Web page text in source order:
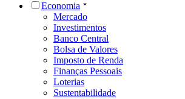
Economia
Mercado
Investimentos
Banco Central
Bolsa de Valores
Imposto de Renda
Finanças Pessoais
Loterias
Sustentabilidade